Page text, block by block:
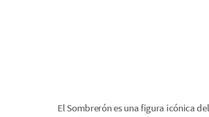
El Sombrerón es una figura icónica